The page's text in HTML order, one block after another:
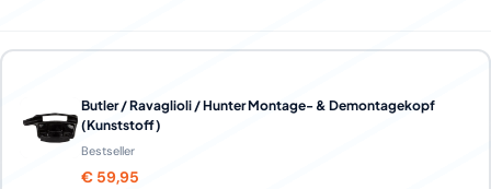
Butler / Ravaglioli / Hunter Montage- & Demontagekopf
(Kunststoff)
Bestseller
€ 59,95